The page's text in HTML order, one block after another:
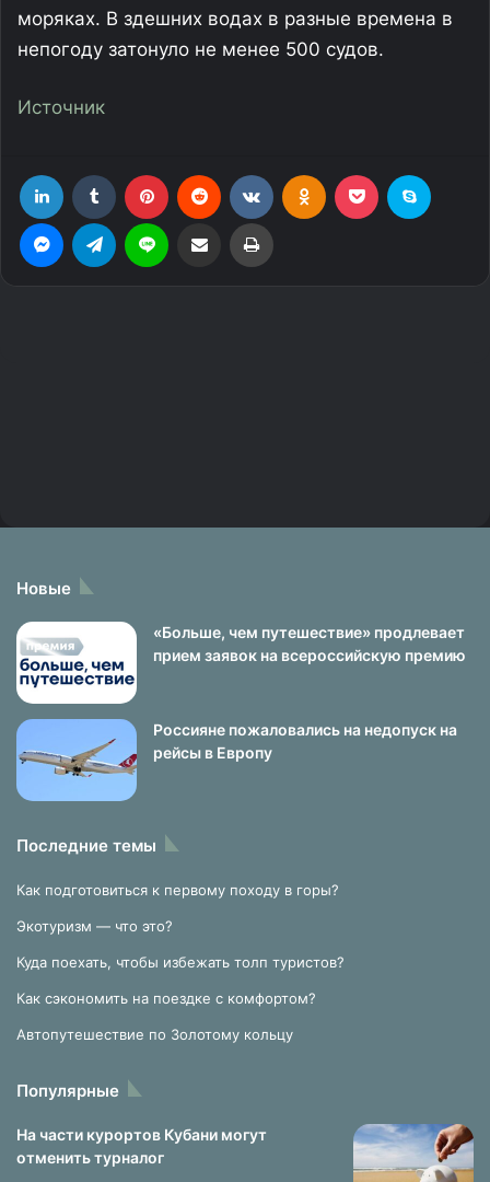
Новые
«Больше, чем путешествие» продлевает
прием заявок на всероссийскую премию
Россияне пожаловались на недопуск на
рейсы в Европу
Последние темы
Как подготовиться к первому походу в горы?
Экотуризм — что это?
Куда поехать, чтобы избежать толп туристов?
Как сэкономить на поездке с комфортом?
Автопутешествие по Золотому кольцу
Популярные
На части курортов Кубани могут
отменить турналог